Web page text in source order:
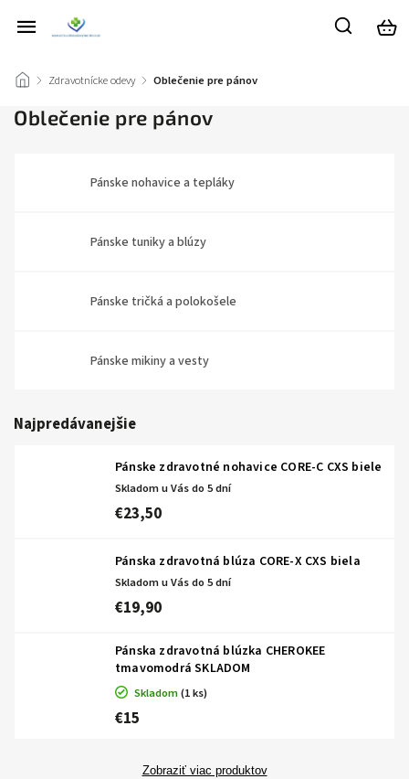
/ Zdravotnícke odevy / Oblečenie pre pánov
Oblečenie pre pánov
Pánske nohavice a tepláky
Pánske tuniky a blúzy
Pánske tričká a polokošele
Pánske mikiny a vesty
Najpredávanejšie
Pánske zdravotné nohavice CORE-C CXS biele
Skladom u Vás do 5 dní
€23,50
Pánska zdravotná blúza CORE-X CXS biela
Skladom u Vás do 5 dní
€19,90
Pánska zdravotná blúzka CHEROKEE
tmavomodrá SKLADOM
Skladom(1 ks)
€15
Zobraziť viac produktov